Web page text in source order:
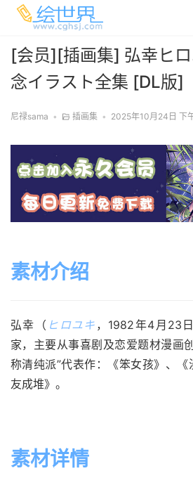
[会员][插画集] 弘幸ヒ
念イラスト全集 [DL版]
尼禄sama • 插画集 • 2025年10月24日 下
素材介绍
弘幸（ ヒロユキ ，1982年4月23
家，主要从事喜剧及恋爱题材漫画
称清纯派”代表作：《笨女孩》、
友成堆》。
素材详情